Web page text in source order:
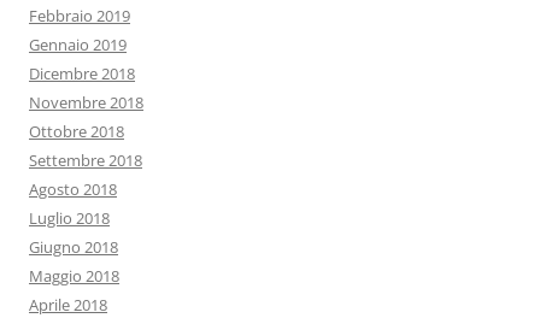
Febbraio 2019
Gennaio 2019
Dicembre 2018
Novembre 2018
Ottobre 2018
Settembre 2018
Agosto 2018
Luglio 2018
Giugno 2018
Maggio 2018
Aprile 2018